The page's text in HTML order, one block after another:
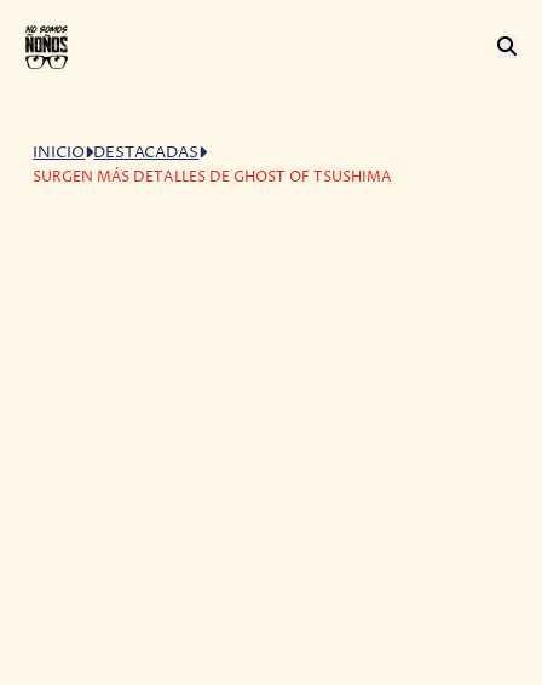
INICIO DESTACADAS
SURGEN MÁS DETALLES DE GHOST OF TSUSHIMA